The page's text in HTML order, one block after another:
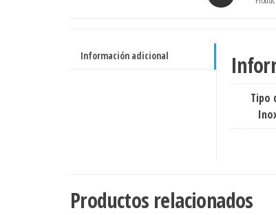
Información adicional
Tipo
Productos relacionados